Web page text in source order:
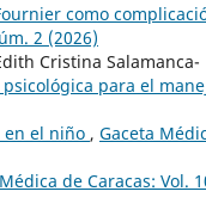
como
2 (2026)
Cristina Salamanca-
para el
en el niño , Gaceta
de Caracas: Vol.